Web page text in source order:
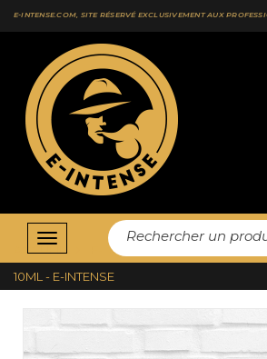
E-INTENSE.COM, SITE RÉSERVÉ EXCLUSIVEMENT AUX
Rechercher un
Basculer
la
navigation
ACCUEIL E-LIQUIDES
10ML - E-INTENSE